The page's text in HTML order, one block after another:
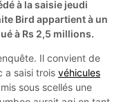
à la saisie jeudi
Bird appartient à un
à Rs 2,5 millions.
Il convient de
a saisi trois véhicules
sous scellés une